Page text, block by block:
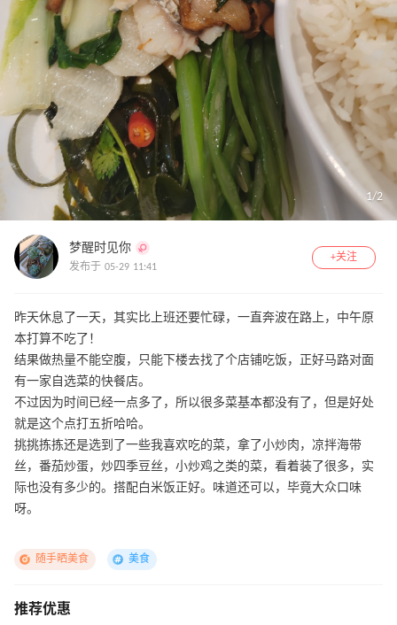
1/2
梦醒时见你
发布于 05-29 11:41
+关注
昨天休息了一天，其实比上班还要忙碌，一直奔波在路上，中午原
本打算不吃了！
结果做热量不能空腹，只能下楼去找了个店铺吃饭，正好马路对面
有一家自选菜的快餐店。
不过因为时间已经一点多了，所以很多菜基本都没有了，但是好处
就是这个点打五折哈哈。
挑挑拣拣还是选到了一些我喜欢吃的菜，拿了小炒肉，凉拌海带
丝，番茄炒蛋，炒四季豆丝，小炒鸡之类的菜，看着装了很多，实
际也没有多少的。搭配白米饭正好。味道还可以，毕竟大众口味
呀。
随手晒美食 美食
推荐优惠